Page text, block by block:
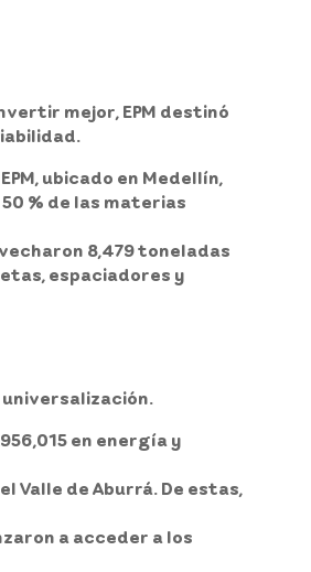
mejor, EPM destinó
ubicado en Medellín,
% de las materias
8,479 toneladas
espaciadores y
universalización.
en energía y
Valle de Aburrá. De estas,
a acceder a los